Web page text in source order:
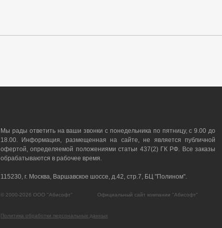
Мы рады ответить на ваши звонки с понедельника по пятницу, с 9.00 до
18.00. Информация, размещенная на сайте, не является публичной
офертой, определяемой положениями статьи 437(2) ГК РФ. Все заказы
обрабатываются в рабочее время.
115230, г. Москва, Варшавское шоссе, д.42, стр.7, БЦ "Полином".
© 2000-2026 ООО "Абисофт" Официальный сайт компании "Абисофт"
Политика обработки персональных данных